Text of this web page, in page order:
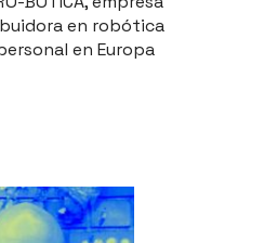
en robótica
en Europa